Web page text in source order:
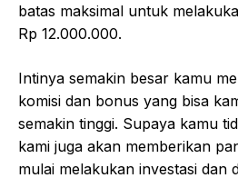
batas maksimal untuk
Rp 12.000.000.
Intinya semakin besar kamu
komisi dan bonus yang bisa
semakin tinggi. Supaya kamu
kami juga akan memberikan
mulai melakukan investasi dan